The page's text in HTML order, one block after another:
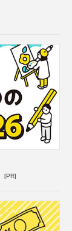
[PR]